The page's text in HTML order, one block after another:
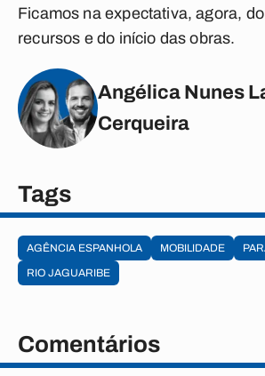
Ficamos na expectativa, agora,
recursos e do início das obras.
Angélica Nunes
Cerqueira
Tags
AGÊNCIA ESPANHOLA MOBILIDADE
RIO JAGUARIBE
Comentários